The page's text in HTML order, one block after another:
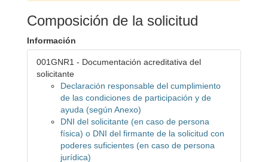
Composición de la solicitud
Información
001GNR1 - Documentación acreditativa del
solicitante
Declaración responsable del cumplimiento
de las condiciones de participación y de
ayuda (según Anexo)
DNI del solicitante (en caso de persona
física) o DNI del firmante de la solicitud con
poderes suficientes (en caso de persona
jurídica)